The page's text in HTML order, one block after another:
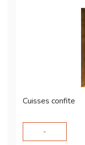
Cuisses confite
-